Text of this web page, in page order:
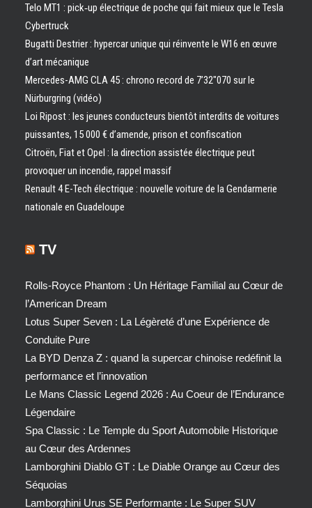
Telo MT1 : pick‑up électrique de poche qui fait mieux que le Tesla
Cybertruck
Bugatti Destrier : hypercar unique qui réinvente le W16 en œuvre
d’art mécanique
Mercedes-AMG CLA 45 : chrono record de 7’32″070 sur le
Nürburgring (vidéo)
Loi Ripost : les jeunes conducteurs bientôt interdits de voitures
puissantes, 15 000 € d’amende, prison et confiscation
Citroën, Fiat et Opel : la direction assistée électrique peut
provoquer un incendie, rappel massif
Renault 4 E-Tech électrique : nouvelle voiture de la Gendarmerie
nationale en Guadeloupe
TV
Rolls-Royce Phantom : Un Héritage Familial au Cœur de
l’American Dream
Lotus Super Seven : La Légèreté d’une Expérience de
Conduite Pure
La BYD Denza Z : quand la supercar chinoise redéfinit la
performance et l’innovation
Le Mans Classic Legend 2026 : Au Coeur de l’Endurance
Légendaire
Spa Classic : Le Temple du Sport Automobile Historique
au Cœur des Ardennes
Lamborghini Diablo GT : Le Diable Orange au Cœur des
Séquoias
Lamborghini Urus SE Performante : Le Super SUV